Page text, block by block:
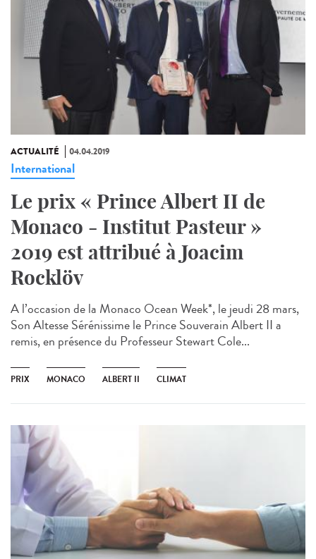
ACTUALITÉ 04.04.2019
International
Le prix « Prince Albert II de
Monaco - Institut Pasteur »
2019 est attribué à Joacim
Rocklöv
A l’occasion de la Monaco Ocean Week*, le jeudi 28 mars,
Son Altesse Sérénissime le Prince Souverain Albert II a
remis, en présence du Professeur Stewart Cole...
PRIX MONACO ALBERT II CLIMAT